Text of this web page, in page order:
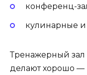
конференц-
кулинарные
Тренажерный зал
делают хорошо —